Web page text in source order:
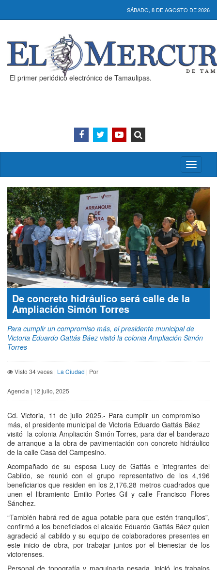
SÁBADO, 8 DE AGOSTO DE 2026
El primer periódico electrónico de Tamaulipas.
Activar/
menú
De concreto hidráulico será calle de la
Ampliación Simón Torres
Para cumplir un compromiso más, el presidente municipal de
Victoria Eduardo Gattás Báez visitó la colonia Ampliación Simón
Torres
Visto 34 veces | La Ciudad | Por
Agencia | 12 julio, 2025
Cd. Victoria, 11 de julio 2025.- Para cumplir un compromiso
más, el presidente municipal de Victoria Eduardo Gattás Báez
visitó la colonia Ampliación Simón Torres, para dar el banderazo
de arranque a la obra de pavimentación con concreto hidráulico
de la calle Casa del Campesino.
Acompañado de su esposa Lucy de Gattás e integrantes del
Cabildo, se reunió con el grupo representativo de los 4,196
beneficiarios que residen en los 2,176.28 metros cuadrados que
unen el libramiento Emilio Portes Gil y calle Francisco Flores
Sánchez.
“También habrá red de agua potable para que estén tranquilos”,
confirmó a los beneficiados el alcalde Eduardo Gattás Báez quien
agradeció al cabildo y su equipo de colaboradores presentes en
este inicio de obra, por trabajar juntos por el bienestar de los
victorenses.